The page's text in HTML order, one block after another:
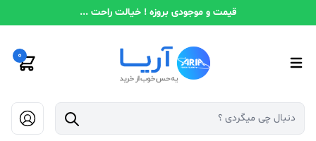
قیمت و موجودی بروزه ! خیالت راحت ...
0